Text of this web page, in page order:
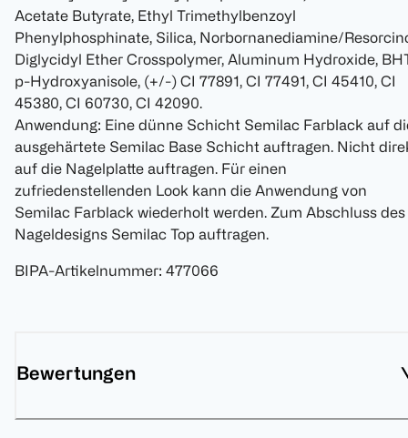
Acetate Butyrate, Ethyl Trimethylbenzoyl
Phenylphosphinate, Silica, Norbornanediamine/
Diglycidyl Ether Crosspolymer, Aluminum Hydroxide,
p-Hydroxyanisole, (+/-) CI 77891, CI 77491, CI 45410, CI
45380, CI 60730, CI 42090.
Anwendung: Eine dünne Schicht Semilac Farblack auf
ausgehärtete Semilac Base Schicht auftragen. Nicht
auf die Nagelplatte auftragen. Für einen
zufriedenstellenden Look kann die Anwendung von
Semilac Farblack wiederholt werden. Zum Abschluss des
Nageldesigns Semilac Top auftragen.
BIPA-Artikelnummer: 477066
Bewertungen